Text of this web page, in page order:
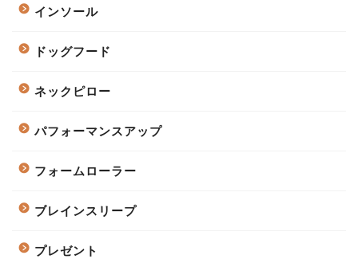
インソール
ドッグフード
ネックピロー
パフォーマンスアップ
フォームローラー
ブレインスリープ
プレゼント